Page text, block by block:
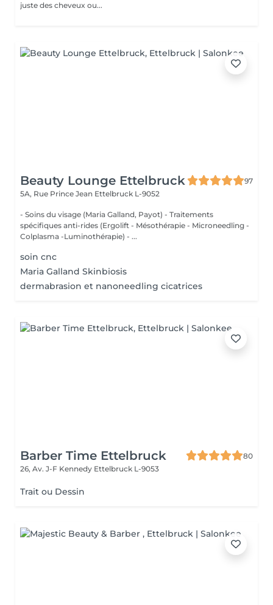
juste des cheveux ou...
Beauty Lounge Ettelbruck
97
5A, Rue Prince Jean Ettelbruck L-9052
- Soins du visage (Maria Galland, Payot) - Traitements
spécifiques anti-rides (Ergolift - Mésothérapie - Microneedling -
Colplasma -Luminothérapie) - ...
soin cnc
Maria Galland Skinbiosis
dermabrasion et nanoneedling cicatrices
Barber Time Ettelbruck
80
26, Av. J-F Kennedy Ettelbruck L-9053
Trait ou Dessin